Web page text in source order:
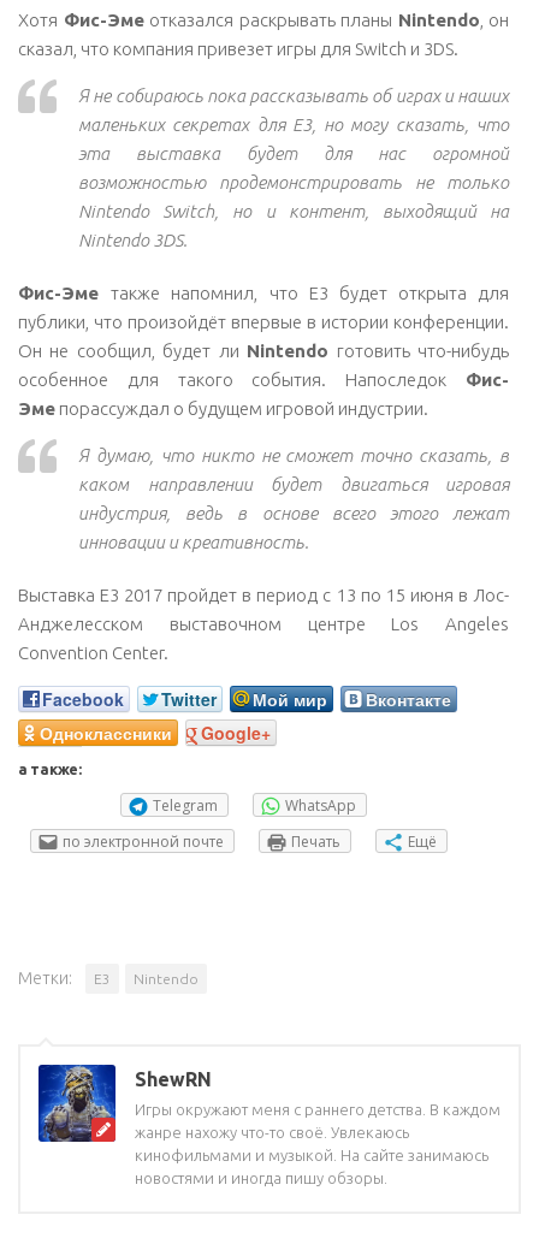
Хотя Фис-Эмеотказался раскрывать планы Nintendo , он
сказал, что компания привезет игры для Switch и 3DS.
Я не собираюсь пока рассказывать об играх и наших
маленьких секретах для E3, но могу сказать, что
эта выставка будет для нас огромной
возможностью продемонстрировать не только
Nintendo Switch, но и контент, выходящий на
Nintendo 3DS.
Фис-Эме также напомнил,
что E3 будет открыта для
публики, что произойдёт впервые в истории конференции.
Он не сообщил, будет ли Nintendo готовить что-нибудь
особенное для такого события. Напоследок Фис-
Эме порассуждал о будущем игровой индустрии.
Я думаю, что никто не сможет точно сказать, в
каком направлении будет двигаться игровая
индустрия, ведь в основе всего этого лежат
инновации и креативность.
Выставка E3 2017 пройдет в период с 13 по 15 июня в Лос-
Анджелесском выставочном центре Los Angeles
Convention Center.
Facebook Twitter Мой мир
Вконтакте
Одноклассники
Google+
а также:
Telegram
WhatsApp
по электронной почте
Печать Ещё
Метки: E3 Nintendo
ShewRN
Игры окружают меня с раннего детства. В каждом
жанре нахожу что-то своё. Увлекаюсь
кинофильмами и музыкой. На сайте занимаюсь
новостями и иногда пишу обзоры.